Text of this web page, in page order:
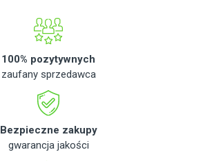
100% pozytywnych
zaufany sprzedawca
Bezpieczne zakupy
gwarancja jakości